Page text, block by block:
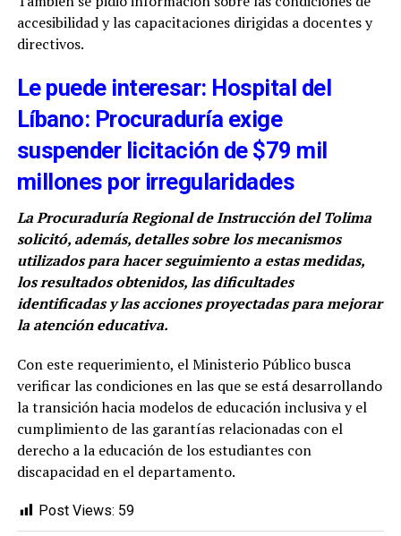
accesibilidad y las capacitaciones dirigidas a docentes y
directivos.
Le puede interesar: Hospital del
Líbano: Procuraduría exige
suspender licitación de $79 mil
millones por irregularidades
La Procuraduría Regional de Instrucción del Tolima
solicitó, además, detalles sobre los mecanismos
utilizados para hacer seguimiento a estas medidas,
los resultados obtenidos, las dificultades
identificadas y las acciones proyectadas para mejorar
la atención educativa.
Con este requerimiento, el Ministerio Público busca
verificar las condiciones en las que se está desarrollando
la transición hacia modelos de educación inclusiva y el
cumplimiento de las garantías relacionadas con el
derecho a la educación de los estudiantes con
discapacidad en el departamento.
Post Views: 59